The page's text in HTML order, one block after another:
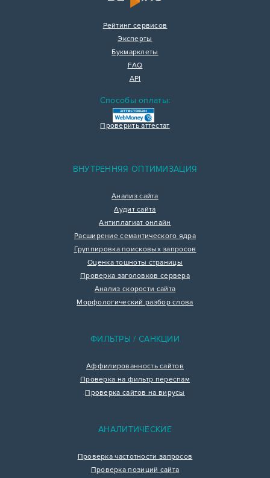
Рейтинг сервисов
Эксперты
Букмарклеты
FAQ
API
Способы оплаты:
Проверить аттестат
ВНУТРЕННЯЯ ОПТИМИЗАЦИЯ
Анализ сайта
Аудит сайта
Антиплагиат онлайн
Расширение семантического ядра
Группировка поисковых запросов
Оценка тошноты страницы
Проверка заголовков сервера
Анализ скорости сайта
Морфологический разбор слова
ФИЛЬТРЫ / САНКЦИИ
Аффилированность сайтов
Проверка на фильтр переспам
Проверка сайтов на вирусы
АНАЛИТИЧЕСКИЕ
Проверка частотности запросов
Проверка позиций сайта